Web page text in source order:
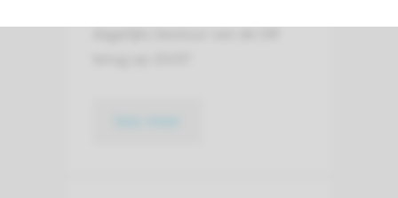
dagelijks bestuur van de OR